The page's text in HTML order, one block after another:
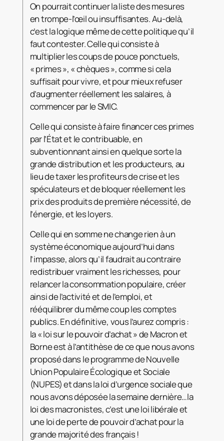
On pourrait continuer la liste des mesures
en trompe-l’œil ou insuffisantes. Au-delà,
c’est la logique même de cette politique qu’il
faut contester. Celle qui consiste à
multiplier les coups de pouce ponctuels,
« primes », « chèques », comme si cela
suffisait pour vivre, et pour mieux refuser
d’augmenter réellement les salaires, à
commencer par le SMIC.
Celle qui consiste à faire financer ces primes
par l’État et le contribuable, en
subventionnant ainsi en quelque sorte la
grande distribution et les producteurs, au
lieu de taxer les profiteurs de crise et les
spéculateurs et de bloquer réellement les
prix des produits de première nécessité, de
l’énergie, et les loyers.
Celle qui en somme ne change rien à un
système économique aujourd’hui dans
l’impasse, alors qu’il faudrait au contraire
redistribuer vraiment les richesses, pour
relancer la consommation populaire, créer
ainsi de l’activité et de l’emploi, et
rééquilibrer du même coup les comptes
publics. En définitive, vous l’aurez compris :
la « loi sur le pouvoir d’achat » de Macron et
Borne est à l’antithèse de ce que nous avons
proposé dans le programme de Nouvelle
Union Populaire Écologique et Sociale
(NUPES) et dans la loi d’urgence sociale que
nous avons déposée la semaine dernière…la
loi des macronistes, c’est une loi libérale et
une loi de perte de pouvoir d’achat pour la
grande majorité des français !